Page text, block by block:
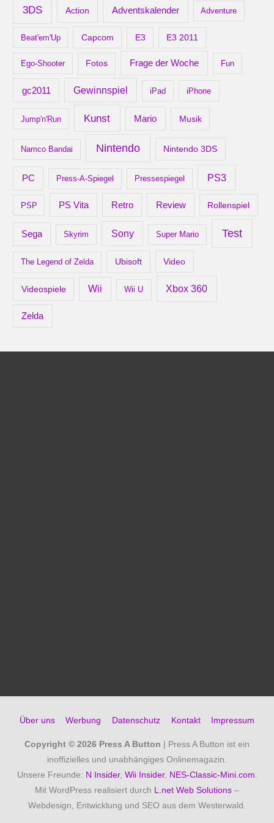
3DS Action Adventskalender Adventure
Beat'em'Up Capcom E3 E3 2011
Ego-Shooter Fotos Frage der Woche Fun
gc2011 Gewinnspiel iPad iPhone
Jump'n'Run Kunst Mario Musik
Namco Bandai Nintendo Nintendo 3DS
PC Press-A-Spiegel Pressespiegel PS3
PSP PS Vita Retro Review Rollenspiel
Sega Skyrim Sony Super Mario Test
The Legend of Zelda Ubisoft Video
Videospiele Wii Wii U Xbox 360
Zelda
Über uns Werbung Datenschutz Kontakt Impressum
Copyright © 2026 Press A Button | Press A Button ist ein
inoffizielles und unabhängiges Onlinemagazin.
Unsere Freunde: N Insider, Wii Insider, NES-Classic-Mini.com
Mit WordPress realisiert durch
L.net Web Solutions –
Webdesign, Entwicklung und SEO aus dem Westerwald.